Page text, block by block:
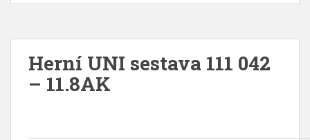
Herní UNI sestava 111 042
– 11.8AK